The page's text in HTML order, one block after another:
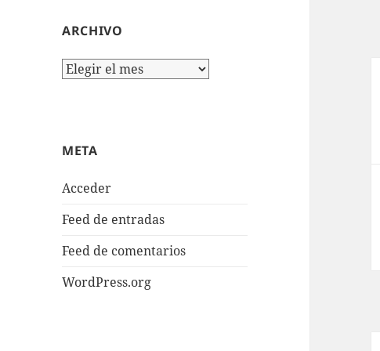
ARCHIVO
Archivo
META
Acceder
Feed de entradas
Feed de comentarios
WordPress.org